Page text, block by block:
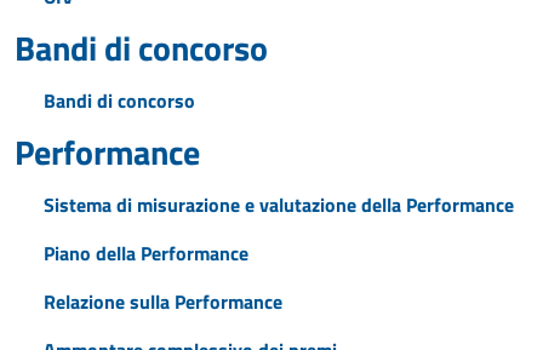
Bandi di concorso
Bandi di concorso
Performance
Sistema di misurazione e valutazione della Performance
Piano della Performance
Relazione sulla Performance